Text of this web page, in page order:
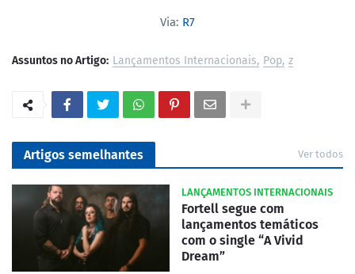
Via: R7
Assuntos no Artigo: Lançamentos Internacionais Pop z
Artigos semelhantes Ver todos
LANÇAMENTOS INTERNACIONAIS
Fortell segue com
lançamentos temáticos
com o single “A Vivid
Dream”